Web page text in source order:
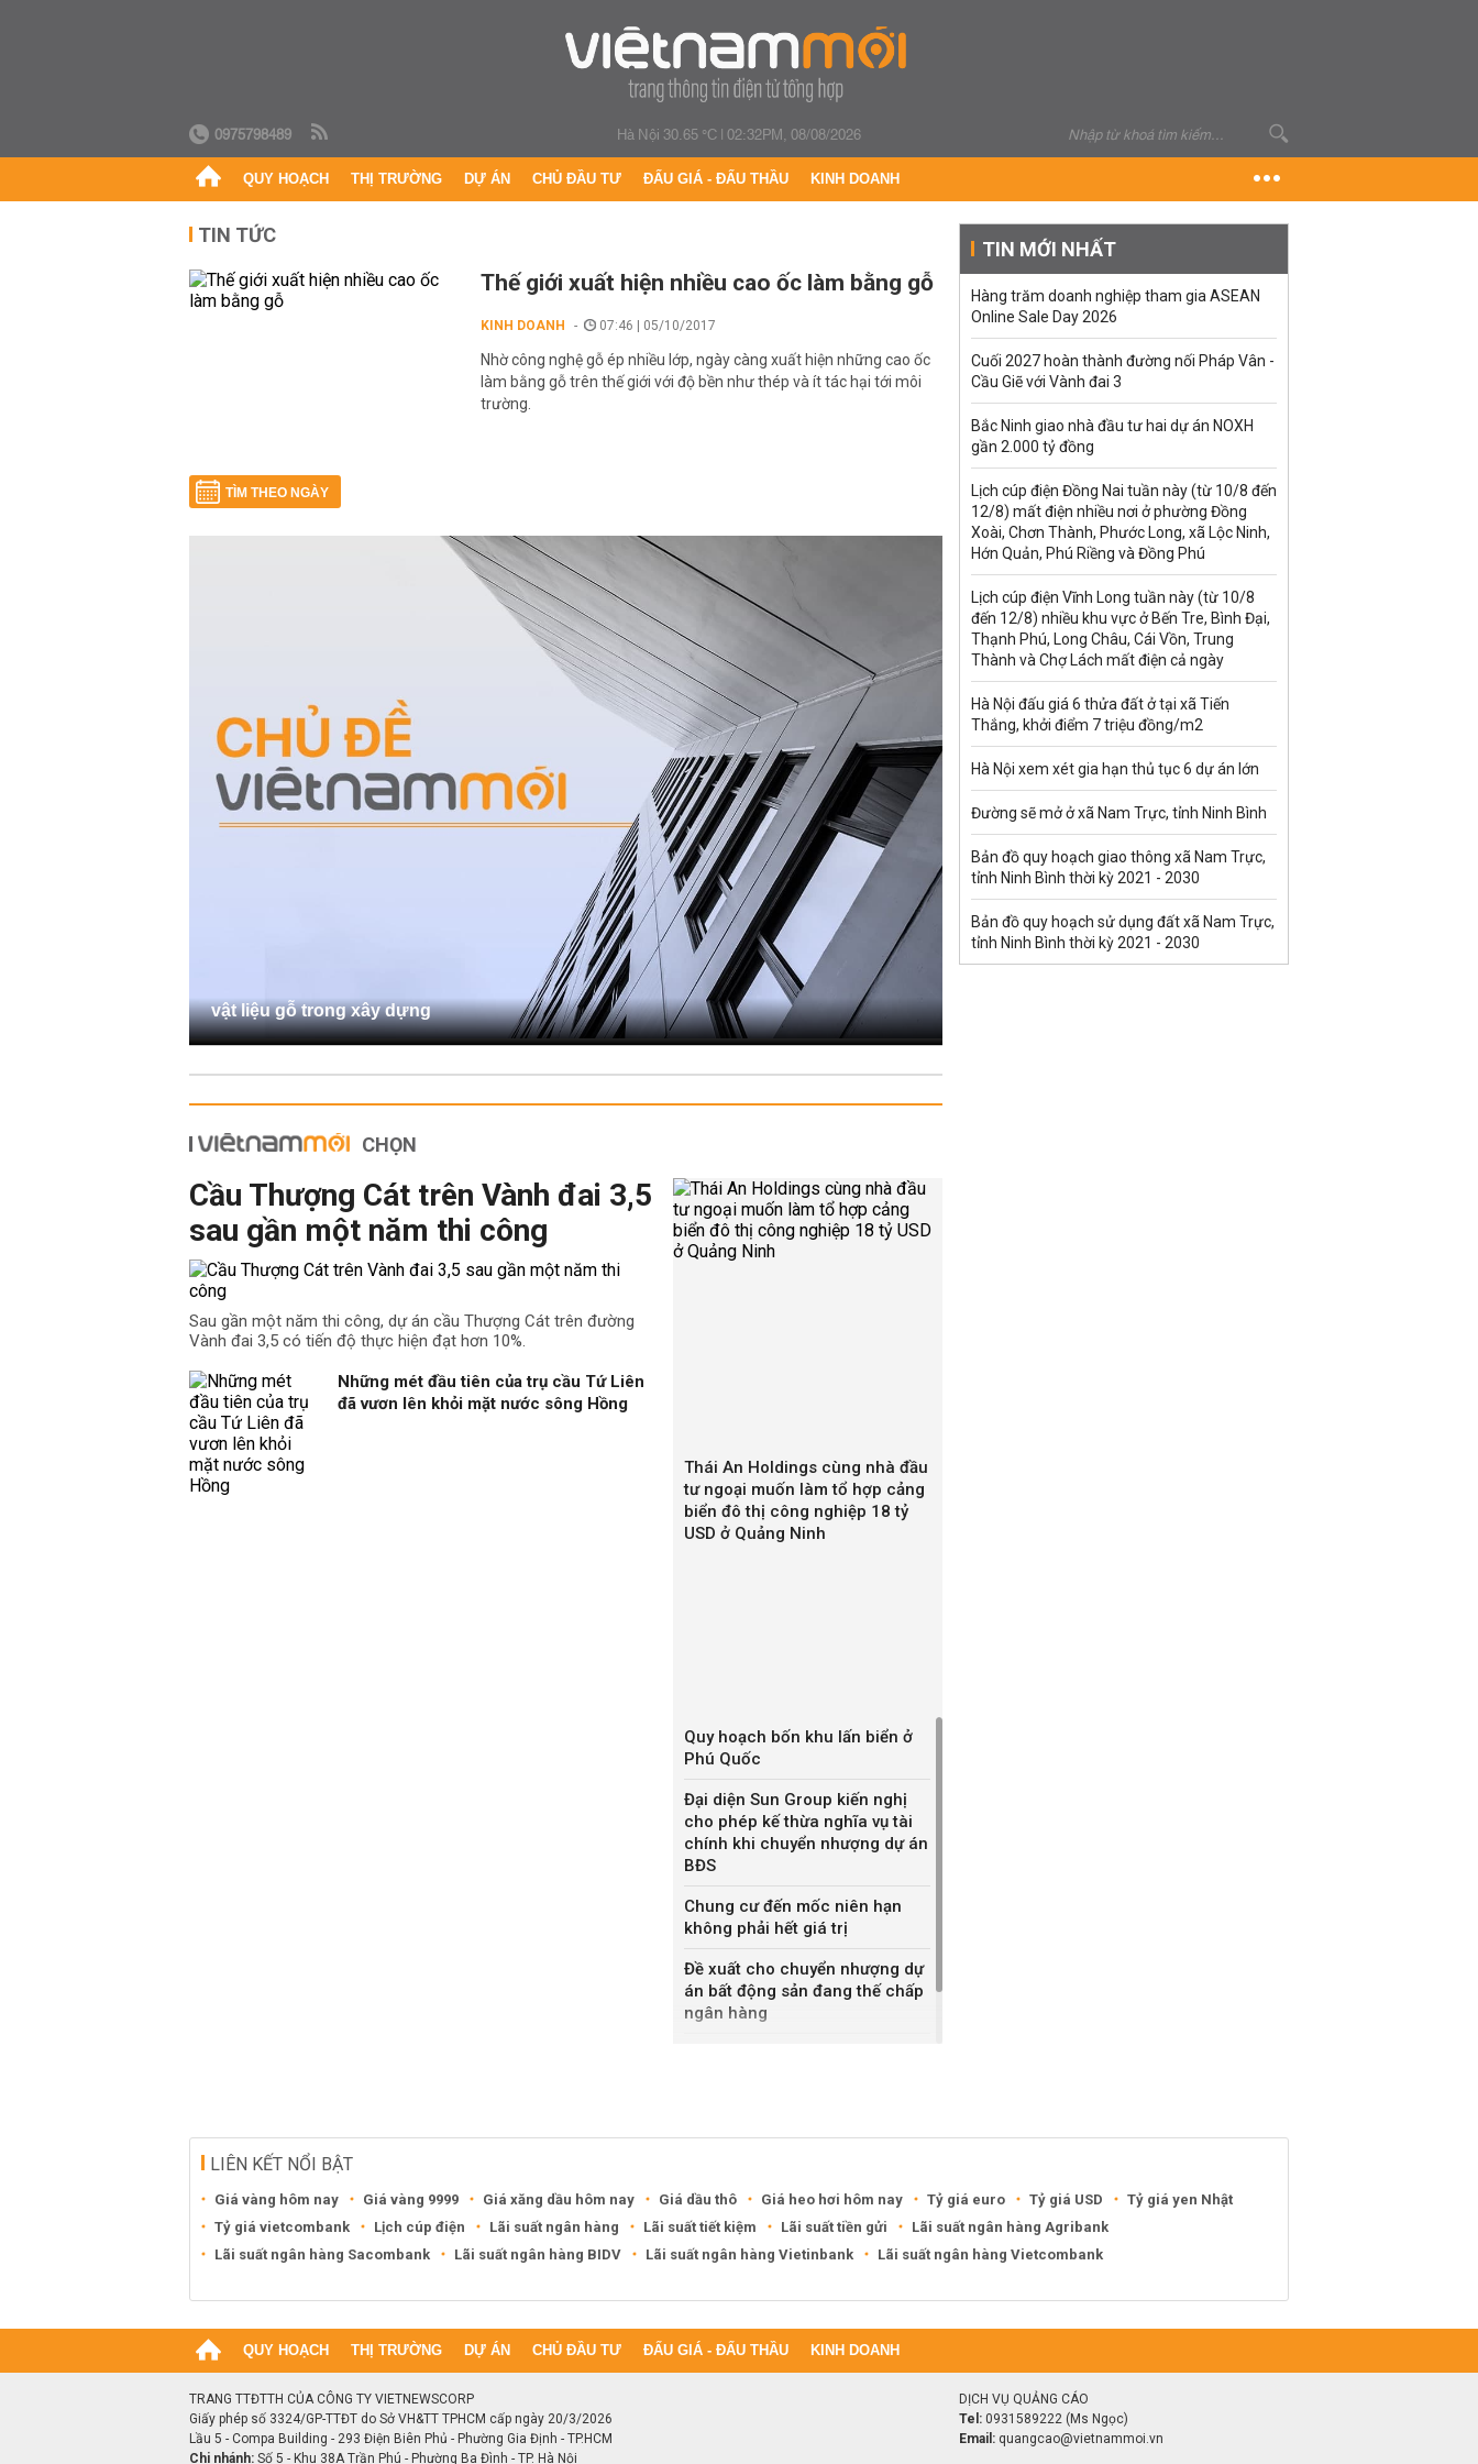
0975798489 Hà Nội 30.65 °C|02:32PM, 08/08/2026
QUY HOẠCH THỊ TRƯỜNG DỰ ÁN CHỦ ĐẦU TƯ ĐẤU GIÁ - ĐẤU THẦU KINH DOANH
TIN TỨC
Thế giới xuất hiện nhiều cao ốc làm bằng gỗ
KINH DOANH 07:46 | 05/10/2017
Nhờ công nghệ gỗ ép nhiều lớp, ngày càng xuất hiện những cao ốc
làm bằng gỗ trên thế giới với độ bền như thép và ít tác hại tới môi
trường.
TÌM THEO NGÀY
vật liệu gỗ trong xây dựng
CHỌN
Cầu Thượng Cát trên Vành đai 3,5
sau gần một năm thi công
Sau gần một năm thi công, dự án cầu Thượng Cát trên đường
Vành đai 3,5 có tiến độ thực hiện đạt hơn 10%.
Những mét đầu tiên của trụ cầu Tứ Liên
đã vươn lên khỏi mặt nước sông Hồng
Thái An Holdings cùng nhà đầu
tư ngoại muốn làm tổ hợp cảng
biển đô thị công nghiệp 18 tỷ
USD ở Quảng Ninh
Quy hoạch bốn khu lấn biển ở
Phú Quốc
Đại diện Sun Group kiến nghị
cho phép kế thừa nghĩa vụ tài
chính khi chuyển nhượng dự án
BĐS
Chung cư đến mốc niên hạn
không phải hết giá trị
Đề xuất cho chuyển nhượng dự
án bất động sản đang thế chấp
ngân hàng
TIN MỚI NHẤT
Hàng trăm doanh nghiệp tham gia ASEAN
Online Sale Day 2026
Cuối 2027 hoàn thành đường nối Pháp Vân -
Cầu Giẽ với Vành đai 3
Bắc Ninh giao nhà đầu tư hai dự án NOXH
gần 2.000 tỷ đồng
Lịch cúp điện Đồng Nai tuần này (từ 10/8 đến
12/8) mất điện nhiều nơi ở phường Đồng
Xoài, Chơn Thành, Phước Long, xã Lộc Ninh,
Hớn Quản, Phú Riềng và Đồng Phú
Lịch cúp điện Vĩnh Long tuần này (từ 10/8
đến 12/8) nhiều khu vực ở Bến Tre, Bình Đại,
Thạnh Phú, Long Châu, Cái Vồn, Trung
Thành và Chợ Lách mất điện cả ngày
Hà Nội đấu giá 6 thửa đất ở tại xã Tiến
Thắng, khởi điểm 7 triệu đồng/m2
Hà Nội xem xét gia hạn thủ tục 6 dự án lớn
Đường sẽ mở ở xã Nam Trực, tỉnh Ninh Bình
Bản đồ quy hoạch giao thông xã Nam Trực,
tỉnh Ninh Bình thời kỳ 2021 - 2030
Bản đồ quy hoạch sử dụng đất xã Nam Trực,
tỉnh Ninh Bình thời kỳ 2021 - 2030
LIÊN KẾT NỔI BẬT
Giá vàng hôm nay Giá vàng 9999 Giá xăng dầu hôm nay Giá dầu thô Giá heo hơi hôm nay Tỷ giá euro Tỷ giá USD
Tỷ giá yen Nhật
Tỷ giá vietcombank
Lịch cúp điện Lãi suất ngân hàng Lãi suất tiết kiệm Lãi suất tiền gửi
Lãi suất ngân hàng Agribank
Lãi suất ngân hàng Sacombank
Lãi suất ngân hàng BIDV Lãi suất ngân hàng Vietinbank Lãi suất ngân hàng Vietcombank
QUY HOẠCH THỊ TRƯỜNG DỰ ÁN CHỦ ĐẦU TƯ ĐẤU GIÁ - ĐẤU THẦU KINH DOANH
TRANG TTĐTTH CỦA CÔNG TY VIETNEWSCORP
Giấy phép số 3324/GP-TTĐT do Sở VH&TT TPHCM cấp ngày 20/3/2026
Lầu 5 - Compa Building - 293 Điện Biên Phủ - Phường Gia Định - TP.HCM
Chi nhánh: Số 5 - Khu 38A Trần Phú - Phường Ba Đình - TP. Hà Nội
DỊCH VỤ QUẢNG CÁO
Tel: 0931589222 (Ms Ngọc)
Email: quangcao@vietnammoi.vn